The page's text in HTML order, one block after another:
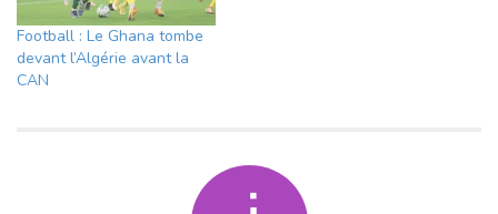
Football : Le Ghana tombe
devant l’Algérie avant la
CAN